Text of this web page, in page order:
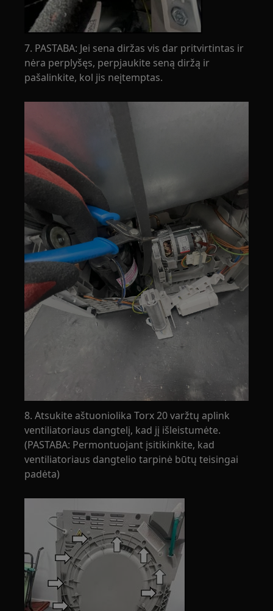
7. PASTABA: Jei sena diržas vis dar pritvirtintas ir
nėra perplyšęs, perpjaukite seną diržą ir
pašalinkite, kol jis neįtemptas.
8. Atsukite aštuoniolika Torx 20 varžtų aplink
ventiliatoriaus dangtelį, kad jį išleistumėte.
(PASTABA: Permontuojant įsitikinkite, kad
ventiliatoriaus dangtelio tarpinė būtų teisingai
padėta)